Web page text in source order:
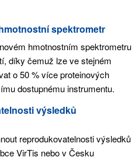
spektrometr
hmotnostním spektrometru
díky čemuž lze ve stejném
o 50 % více proteinových
dostupnému instrumentu.
výsledků
reprodukovatelnosti výsledků
VirTis nebo v Česku